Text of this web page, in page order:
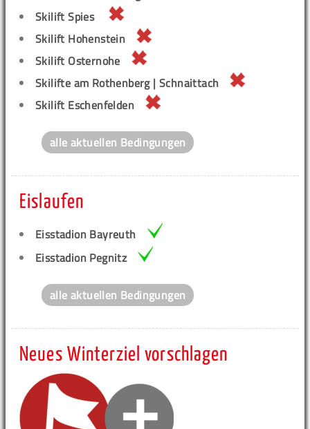
Skilift Spies
Skilift Hohenstein
Skilift Osternohe
Skilifte am Rothenberg | Schnaittach
Skilift Eschenfelden
alle aktuellen Bedingungen
Eislaufen
Eisstadion Bayreuth
Eisstadion Pegnitz
alle aktuellen Bedingungen
Neues Winterziel vorschlagen